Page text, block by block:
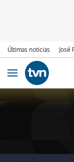
Últimas noticias José
Ir al contenido
Obrir navegació